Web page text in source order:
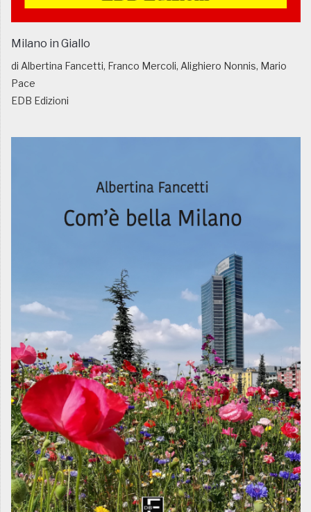
Milano in Giallo
di Albertina Fancetti, Franco Mercoli, Alighiero Nonnis, Mario
Pace
EDB Edizioni